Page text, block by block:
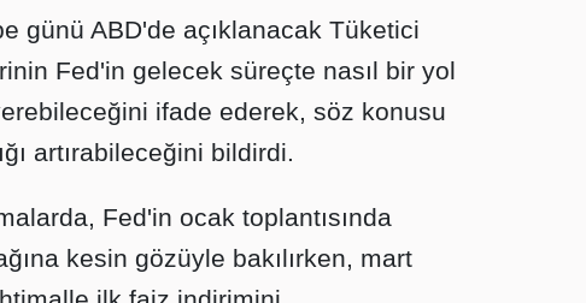
günü ABD'de açıklanacak Tüketici
Fed'in gelecek süreçte nasıl bir yol
ifade ederek, söz konusu
artırabileceğini bildirdi.
Fed'in ocak toplantısında
kesin gözüyle bakılırken, mart